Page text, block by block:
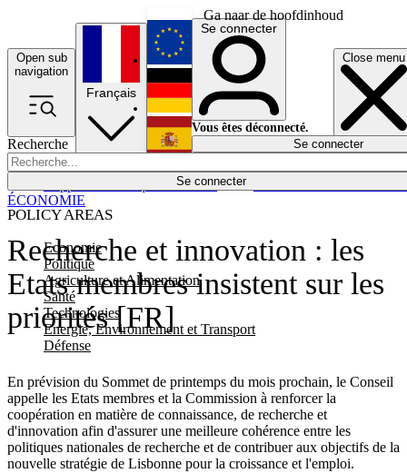
Ga naar de hoofdinhoud
Open sub
navigation
Close menu
Recherche
Se connecter
POLICY AREAS
Economie
Politique
Agriculture et Alimentation
Santé
Technologies
Energie, Environnement et Transport
Défense
Économie
Français
English
Deutsch
Español
Se connecter
Vous êtes déconnecté.
Se connecter
Recherche et innovation : les
Etats membres insistent sur les
priorités [FR]
En prévision du Sommet de printemps du mois prochain, le Conseil
appelle les Etats membres et la Commission à renforcer la
coopération en matière de connaissance, de recherche et
d'innovation afin d'assurer une meilleure cohérence entre les
politiques nationales de recherche et de contribuer aux objectifs de la
nouvelle stratégie de Lisbonne pour la croissance et l'emploi.
ÉCONOMIE